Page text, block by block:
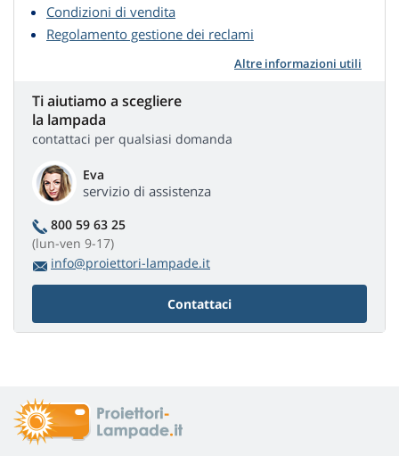
Condizioni di vendita
Regolamento gestione dei reclami
Altre informazioni utili
Ti aiutiamo a scegliere
la lampada
contattaci per qualsiasi domanda
Eva
servizio di assistenza
800 59 63 25
(lun-ven 9-17)
info@proiettori-lampade.it
Contattaci